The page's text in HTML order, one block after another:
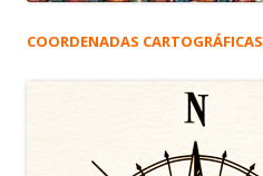
COORDENADAS CARTOGRÁFICAS